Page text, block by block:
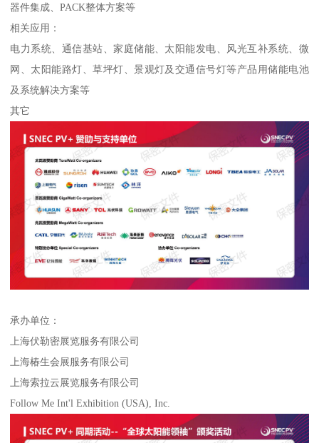
器件集成、PACK整体方案等
相关应用：
电力系统、通信基站、家庭储能、太阳能发电、风光互补系统、微
网、太阳能路灯、草坪灯、景观灯及交通信号灯等产品用储能电池
及系统解决方案等
其它
承办单位：
上海伏勒密展览服务有限公司
上海椿生会展服务有限公司
上海索拉云展览服务有限公司
Follow Me Int'l Exhibition (USA), Inc.